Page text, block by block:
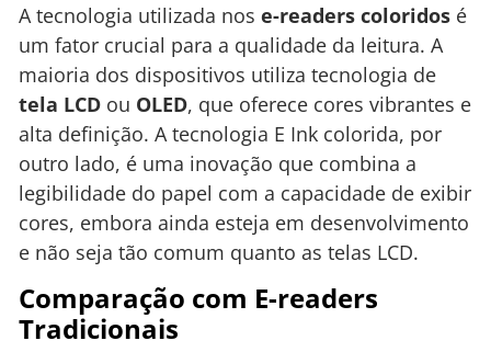
A tecnologia utilizada nos e-readers coloridos é
um fator crucial para a qualidade da leitura. A
maioria dos dispositivos utiliza tecnologia de
tela LCD ou OLED, que oferece cores vibrantes e
alta definição. A tecnologia E Ink colorida, por
outro lado, é uma inovação que combina a
legibilidade do papel com a capacidade de exibir
cores, embora ainda esteja em desenvolvimento
e não seja tão comum quanto as telas LCD.
Comparação com E-readers
Tradicionais